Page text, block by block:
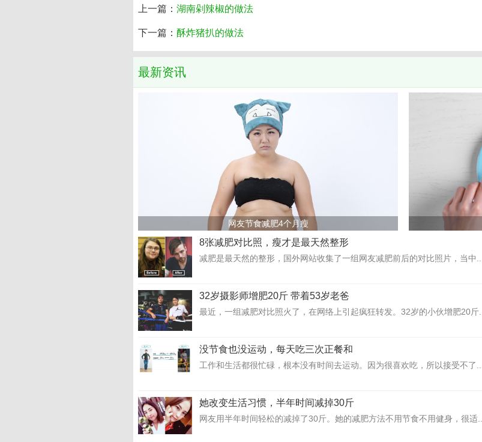
上一篇： 湖南剁辣椒的做法
下一篇： 酥炸猪扒的做法
最新资讯
网友节食减肥4个月瘦
8张减肥对比照，瘦才是最天然整形
减肥是最天然的整形，国外网站收集了一组网友减肥前后的对比照片，当中...
32岁摄影师增肥20斤 带着53岁老爸
最近，一组减肥对比照火了，在网络上引起疯狂转发。32岁的小伙增肥20斤...
没节食也没运动，每天吃三次正餐和
工作和生活都很忙碌，根本没有时间去运动。因为很喜欢吃，所以接受不了...
她改变生活习惯，半年时间减掉30斤
网友用半年时间轻松的减掉了30斤。她的减肥方法不用节食不用健身，很适...